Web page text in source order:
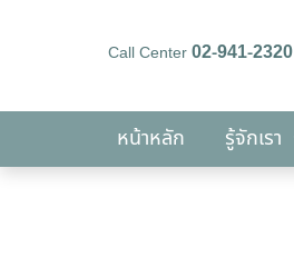
Call Center02-941-2320
หน้าหลัก รู้จักเรา